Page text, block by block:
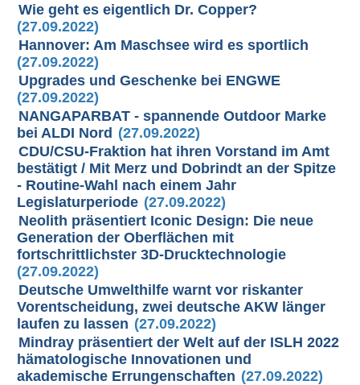
Wie geht es eigentlich Dr. Copper?
(27.09.2022)
Hannover: Am Maschsee wird es sportlich
(27.09.2022)
Upgrades und Geschenke bei ENGWE
(27.09.2022)
NANGAPARBAT - spannende Outdoor Marke
bei ALDI Nord (27.09.2022)
CDU/CSU-Fraktion hat ihren Vorstand im Amt
bestätigt / Mit Merz und Dobrindt an der Spitze
- Routine-Wahl nach einem Jahr
Legislaturperiode (27.09.2022)
Neolith präsentiert Iconic Design: Die neue
Generation der Oberflächen mit
fortschrittlichster 3D-Drucktechnologie
(27.09.2022)
Deutsche Umwelthilfe warnt vor riskanter
Vorentscheidung, zwei deutsche AKW länger
laufen zu lassen (27.09.2022)
Mindray präsentiert der Welt auf der ISLH 2022
hämatologische Innovationen und
akademische Errungenschaften (27.09.2022)